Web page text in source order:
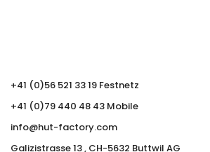
+41 (0)56 521 33 19 Festnetz
+41 (0)79 440 48 43 Mobile
info@hut-factory.com
Galizistrasse 13 , CH-5632 Buttwil AG